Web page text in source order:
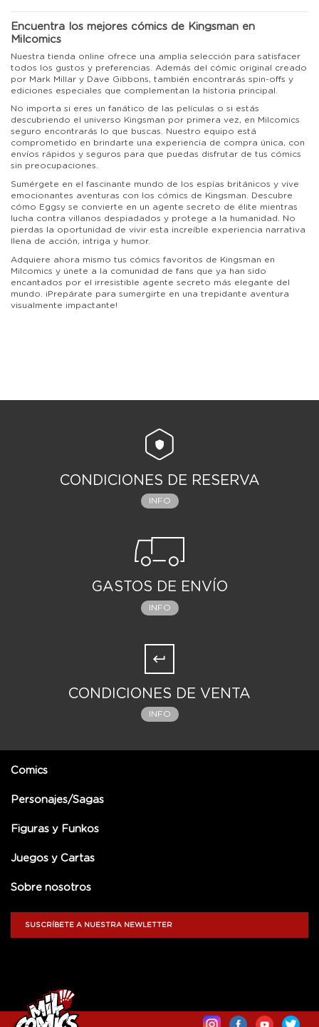
Encuentra los mejores cómics de Kingsman en
Milcomics
Nuestra tienda online ofrece una amplia selección para satisfacer
todos los gustos y preferencias. Además del cómic original creado
por Mark Millar y Dave Gibbons, también encontrarás spin-offs y
ediciones especiales que complementan la historia principal.
No importa si eres un fanático de las películas o si estás
descubriendo el universo Kingsman por primera vez, en Milcomics
seguro encontrarás lo que buscas. Nuestro equipo está
comprometido en brindarte una experiencia de compra única, con
envíos rápidos y seguros para que puedas disfrutar de tus cómics
sin preocupaciones.
Sumérgete en el fascinante mundo de los espías británicos y vive
emocionantes aventuras con los cómics de Kingsman. Descubre
cómo Eggsy se convierte en un agente secreto de élite mientras
lucha contra villanos despiadados y protege a la humanidad. No
pierdas la oportunidad de vivir esta increíble experiencia narrativa
llena de acción, intriga y humor.
Adquiere ahora mismo tus cómics favoritos de Kingsman en
Milcomics y únete a la comunidad de fans que ya han sido
encantados por el irresistible agente secreto más elegante del
mundo. ¡Prepárate para sumergirte en una trepidante aventura
visualmente impactante!
CONDICIONES DE RESERVA
INFO
GASTOS DE ENVÍO
INFO
CONDICIONES DE VENTA
INFO
Comics
Personajes/Sagas
Figuras y Funkos
Juegos y Cartas
Sobre nosotros
SUSCRÍBETE A NUESTRA NEWLETTER